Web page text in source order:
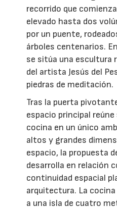
recorrido que
elevado hasta dos
por un puente,
árboles centenarios.
se sitúa una escultura
del artista Jesús del
piedras de meditación.
Tras la puerta
espacio principal
cocina en un único
altos y grandes
espacio, la propuesta
desarrolla en relación
continuidad espacial
arquitectura. La
a una isla de cuatro